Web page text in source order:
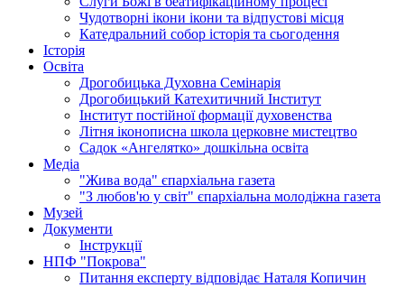
Чудотворні ікони ікони та відпустові місця
Катедральний собор історія та сьогодення
Історія
Освіта
Дрогобицька Духовна Семінарія
Дрогобицький Катехитичний Інститут
Інститут постійної формації духовенства
Літня іконописна школа церковне мистецтво
Садок «Ангелятко» дошкільна освіта
Медіа
"Жива вода" єпархіальна газета
"З любов'ю у світ" єпархіальна молодіжна газета
Музей
Документи
Інструкції
НПФ "Покрова"
Питання експерту відповідає Наталя Копичин